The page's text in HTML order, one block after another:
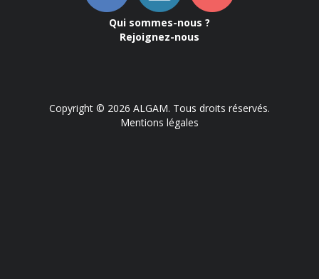
Qui sommes-nous ?
Rejoignez-nous
Copyright © 2026 ALGAM. Tous droits réservés.
Mentions légales